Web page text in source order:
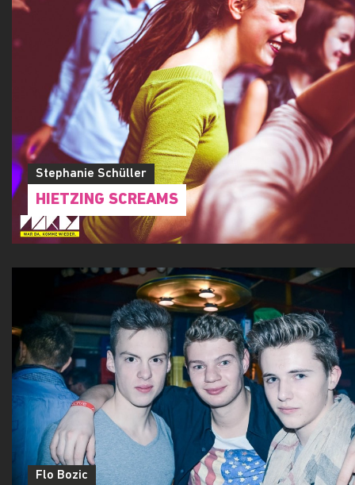
Stephanie Schüller
HIETZING SCREAMS
Flo Bozic